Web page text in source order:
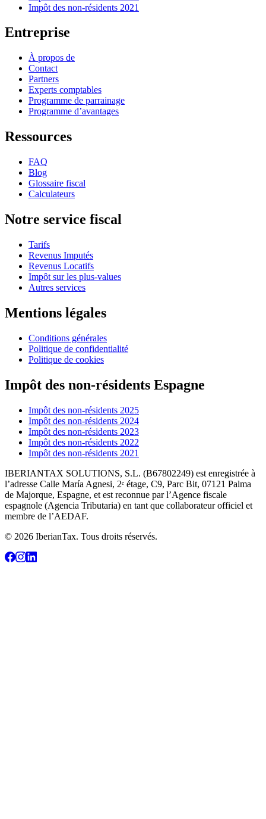
Impôt des non-résidents 2021
Entreprise
À propos de
Contact
Partners
Experts comptables
Programme de parrainage
Programme d’avantages
Ressources
FAQ
Blog
Glossaire fiscal
Calculateurs
Notre service fiscal
Tarifs
Revenus Imputés
Revenus Locatifs
Impôt sur les plus-values
Autres services
Mentions légales
Conditions générales
Politique de confidentialité
Politique de cookies
Impôt des non-résidents Espagne
Impôt des non-résidents 2025
Impôt des non-résidents 2024
Impôt des non-résidents 2023
Impôt des non-résidents 2022
Impôt des non-résidents 2021
IBERIANTAX SOLUTIONS, S.L. (B67802249) est enregistrée à
l’adresse Calle María Agnesi, 2ᵉ étage, C9, Parc Bit, 07121 Palma
de Majorque, Espagne, et est reconnue par l’Agence fiscale
espagnole (Agencia Tributaria) en tant que collaborateur officiel et
membre de l’AEDAF.
© 2026 IberianTax. Tous droits réservés.